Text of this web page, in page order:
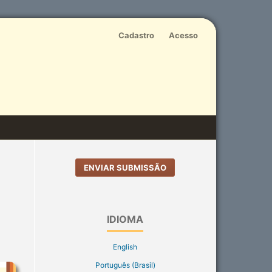
Cadastro Acesso
ENVIAR SUBMISSÃO
IDIOMA
English
Português (Brasil)